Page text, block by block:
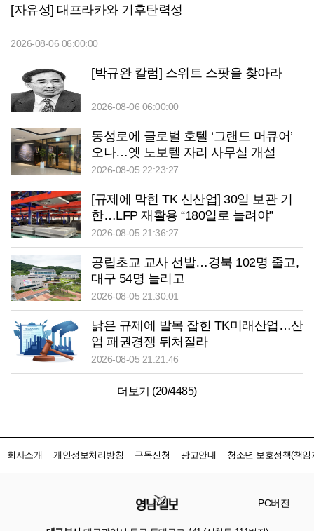
[자유성] 대프라카와 기후탄력성
2026-08-06 06:00:00
[박규완 칼럼] 스위트 스팟을 찾아라
2026-08-06 06:00:00
동성로에 글로벌 호텔 ‘그랜드 머큐어’
오나…옛 노보텔 자리 사무실 개설
2026-08-05 22:23:27
[규제에 막힌 TK 신산업] 30일 보관 기
한…LFP 재활용 “180일로 늘려야”
2026-08-05 21:36:27
공립초교 교사 선발…경북 102명 줄고,
대구 54명 늘리고
2026-08-05 21:30:01
낡은 규제에 발목 잡힌 TK미래산업…산
업 패권경쟁 뒤처질라
2026-08-05 21:21:46
더보기 (20/4485)
회사소개 개인정보처리방침 구독신청 광고안내 청소년 보호정책(책임
PC버전